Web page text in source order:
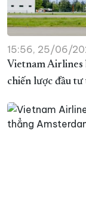
15:56, 25/06/
Vietnam Airlines
chiến lược đầu tư